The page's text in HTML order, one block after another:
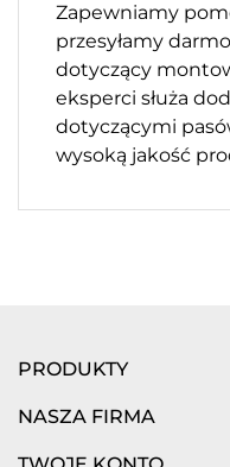
Zapewniamy
przesyłamy
dotyczący
eksperci służa
dotyczącymi
wysoką jakość
PRODUKTY
NASZA FIRMA